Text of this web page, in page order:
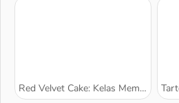
Red Velvet Cake: Kelas Memasak Sara